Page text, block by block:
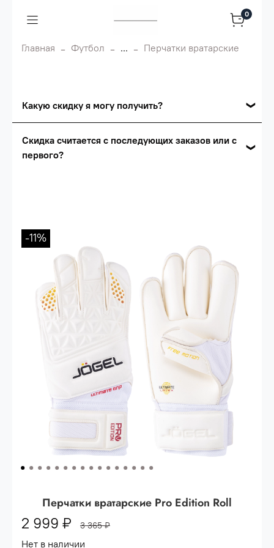
0
Главная Футбол ... Перчатки вратарские
Какую скидку я могу получить?
Сумма скидки зависит от стоимости вашего
Опт 4 (30%) -сумма всех заказов за 6 месяцев -
30.000 рублей.
Опт 3 (33%)
- сумма всех заказов за 6 месяцев
80.000 рублей
- сумма всех заказов за 6 месяцев
200.000 рублей.
(38%) -сумма всех заказов за 6 месяцев -
400.000 рублей.
Скидка считается с последующих заказов или с
первого?
-11%
Перчатки вратарские Pro Edition Roll
2 999 ₽ 3 365 ₽
Нет в наличии